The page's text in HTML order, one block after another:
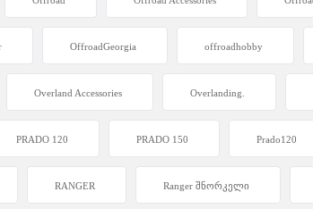
OffroadGeorgia offroadhobby
Overland Accessories Overlanding.
PRADO 120 PRADO 150 Prado120
RANGER Ranger შნორკელი